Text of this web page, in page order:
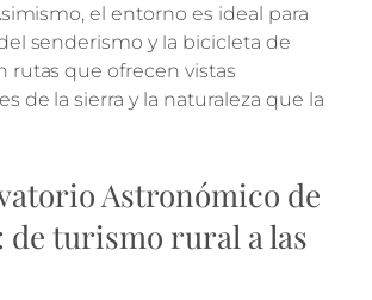
el entorno es ideal para
senderismo y la bicicleta de
rutas que ofrecen vistas
de la sierra y la naturaleza que la
Astronómico de
de turismo rural a las